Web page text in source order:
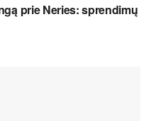
prie Neries: sprendimų